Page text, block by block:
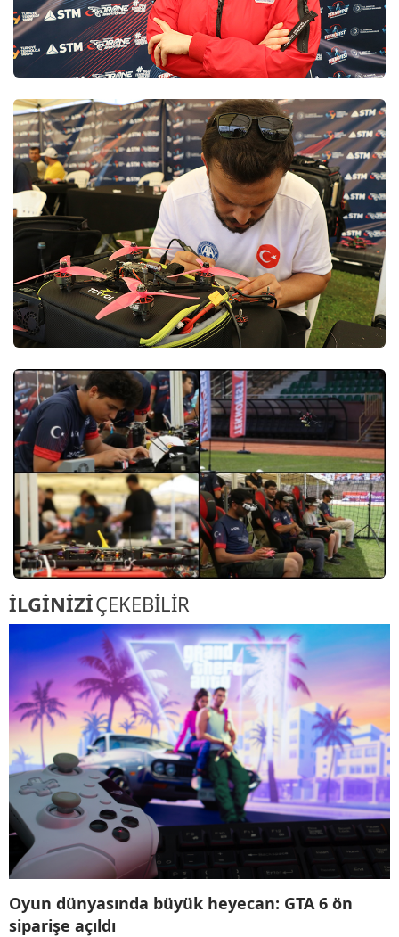
İLGİNİZİÇEKEBİLİR
Oyun dünyasında büyük heyecan: GTA 6 ön
siparişe açıldı